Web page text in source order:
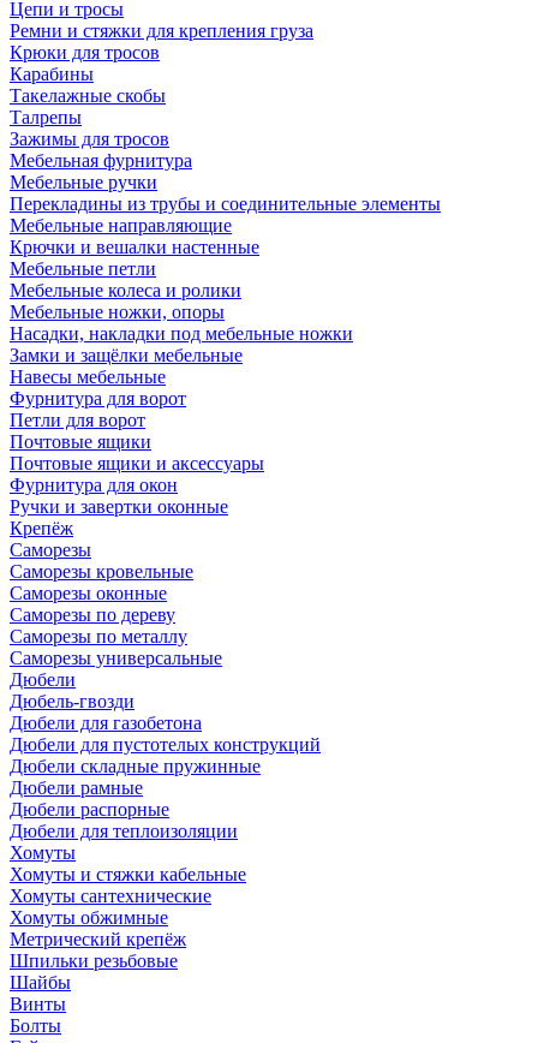
Цепи и тросы
Ремни и стяжки для крепления груза
Крюки для тросов
Карабины
Такелажные скобы
Талрепы
Зажимы для тросов
Мебельная фурнитура
Мебельные ручки
Перекладины из трубы и соединительные элементы
Мебельные направляющие
Крючки и вешалки настенные
Мебельные петли
Мебельные колеса и ролики
Мебельные ножки, опоры
Насадки, накладки под мебельные ножки
Замки и защёлки мебельные
Навесы мебельные
Фурнитура для ворот
Петли для ворот
Почтовые ящики
Почтовые ящики и аксессуары
Фурнитура для окон
Ручки и завертки оконные
Крепёж
Саморезы
Саморезы кровельные
Саморезы оконные
Саморезы по дереву
Саморезы по металлу
Саморезы универсальные
Дюбели
Дюбель-гвозди
Дюбели для газобетона
Дюбели для пустотелых конструкций
Дюбели складные пружинные
Дюбели рамные
Дюбели распорные
Дюбели для теплоизоляции
Хомуты
Хомуты и стяжки кабельные
Хомуты сантехнические
Хомуты обжимные
Метрический крепёж
Шпильки резьбовые
Шайбы
Винты
Болты